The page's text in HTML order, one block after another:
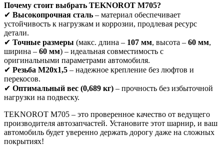
Почему стоит выбрать TEKNOROT M705?
✔ Высокопрочная сталь – материал обеспечивает
устойчивость к нагрузкам и коррозии, продлевая ресурс
детали.
✔ Точные размеры (макс. длина – 107 мм, высота – 60 мм,
ширина – 60 мм) – идеальная совместимость с
оригинальными параметрами автомобиля.
✔ Резьба M20x1,5 – надежное крепление без люфтов и
перекосов.
✔ Оптимальный вес (0,689 кг) – прочность без избыточной
нагрузки на подвеску.
TEKNOROT M705 – это проверенное качество от ведущего
производителя автозапчастей. Установите этот шарнир, и ваш
автомобиль будет уверенно держать дорогу даже на сложных
покрытиях!